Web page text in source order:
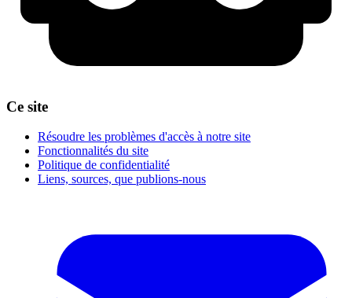
Ce site
Résoudre les problèmes d'accès à notre site
Fonctionnalités du site
Politique de confidentialité
Liens, sources, que publions-nous